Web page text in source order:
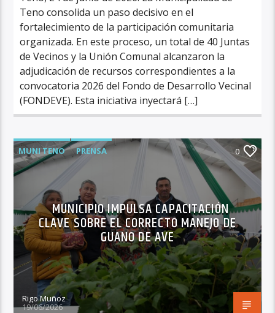
Teno consolida un paso decisivo en el
fortalecimiento de la participación comunitaria
organizada. En este proceso, un total de 40 Juntas
de Vecinos y la Unión Comunal alcanzaron la
adjudicación de recursos correspondientes a la
convocatoria 2026 del Fondo de Desarrollo Vecinal
(FONDEVE). Esta iniciativa inyectará […]
MUNI TENO PRENSA 0
MUNICIPIO IMPULSA CAPACITACIÓN
CLAVE SOBRE EL CORRECTO MANEJO DE
GUANO DE AVE
Rigo Muñoz
19/06/2026